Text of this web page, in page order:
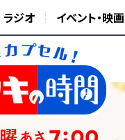
ラジオ イベント・映画